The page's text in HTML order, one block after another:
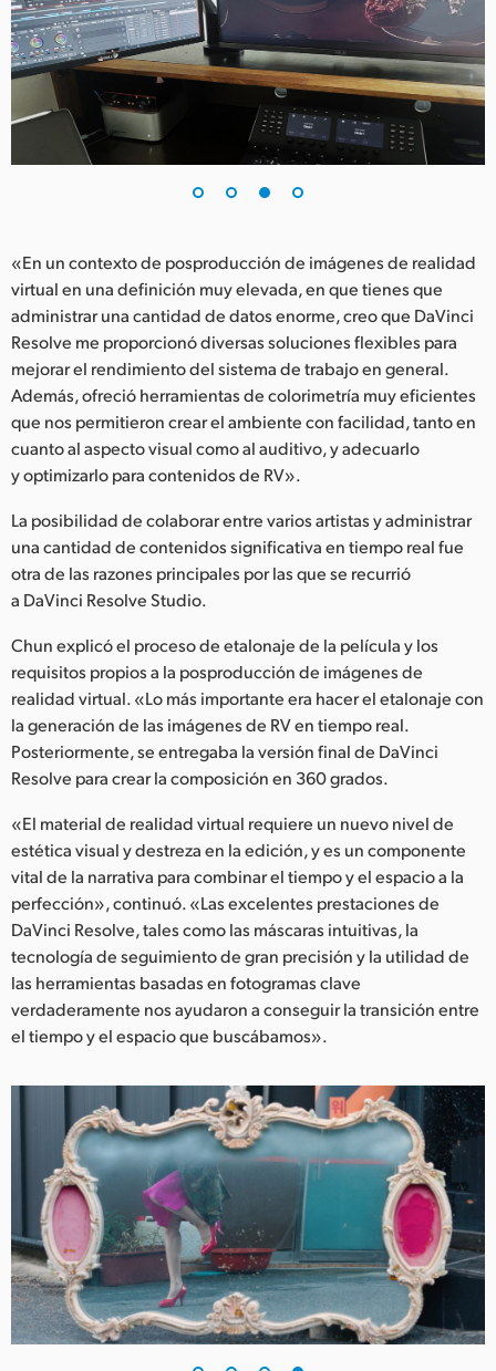
«En un contexto de posproducción de imágenes de realidad
virtual en una definición muy elevada, en que tienes que
administrar una cantidad de datos enorme, creo que DaVinci
Resolve me proporcionó diversas soluciones flexibles para
mejorar el rendimiento del sistema de trabajo en general.
Además, ofreció herramientas de colorimetría muy eficientes
que nos permitieron crear el ambiente con facilidad, tanto en
cuanto al aspecto visual como al auditivo, y adecuarlo
y optimizarlo para contenidos de RV».
La posibilidad de colaborar entre varios artistas y administrar
una cantidad de contenidos significativa en tiempo real fue
otra de las razones principales por las que se recurrió
a DaVinci Resolve Studio.
Chun explicó el proceso de etalonaje de la película y los
requisitos propios a la posproducción de imágenes de
realidad virtual. «Lo más importante era hacer el etalonaje con
la generación de las imágenes de RV en tiempo real.
Posteriormente, se entregaba la versión final de DaVinci
Resolve para crear la composición en 360 grados.
«El material de realidad virtual requiere un nuevo nivel de
estética visual y destreza en la edición, y es un componente
vital de la narrativa para combinar el tiempo y el espacio a la
perfección», continuó. «Las excelentes prestaciones de
DaVinci Resolve, tales como las máscaras intuitivas, la
tecnología de seguimiento de gran precisión y la utilidad de
las herramientas basadas en fotogramas clave
verdaderamente nos ayudaron a conseguir la transición entre
el tiempo y el espacio que buscábamos».